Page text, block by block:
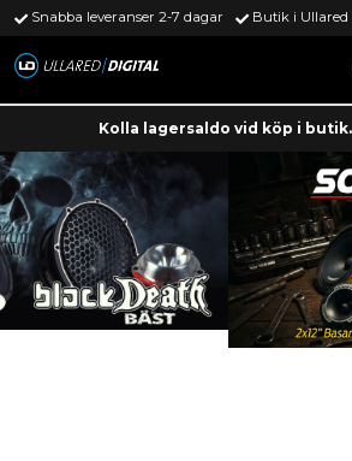
Snabba leveranser 2-7 dagar Butik i Ullared
Kolla lagersaldo vid köp i